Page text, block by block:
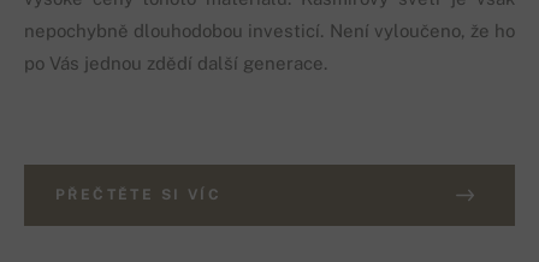
nepochybně dlouhodobou investicí. Není vyloučeno, že ho
po Vás jednou zdědí další generace.
PŘEČTĚTE SI VÍC